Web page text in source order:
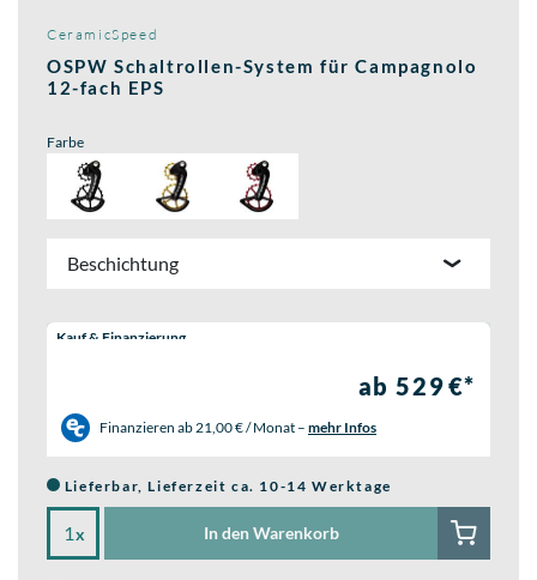
CeramicSpeed
OSPW Schaltrollen-System für Campagnolo
12-fach EPS
Farbe
Beschichtung
Wähle eine Preisoption:
Kauf & Finanzierung
ab 529 €*
Finanzieren ab 21,00 € / Monat – mehr Infos
Lieferbar, Lieferzeit ca. 10-14 Werktage
x In den Warenkorb